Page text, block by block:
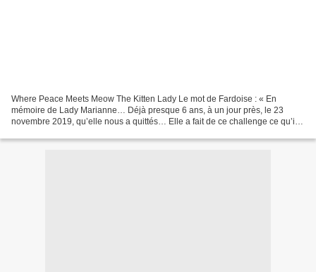
Where Peace Meets Meow The Kitten Lady Le mot de Fardoise : « En
mémoire de Lady Marianne… Déjà presque 6 ans, à un jour près, le 23
novembre 2019, qu’elle nous a quittés… Elle a fait de ce challenge ce qu’il